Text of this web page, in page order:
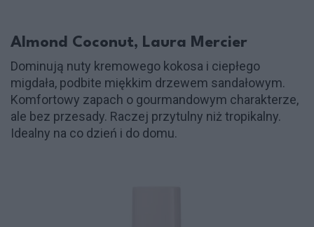
Almond Coconut, Laura Mercier
Dominują nuty kremowego kokosa i ciepłego
migdała, podbite miękkim drzewem sandałowym.
Komfortowy zapach o gourmandowym charakterze,
ale bez przesady. Raczej przytulny niż tropikalny.
Idealny na co dzień i do domu.